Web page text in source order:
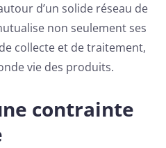
d’un solide réseau de
non seulement ses
collecte et de traitement,
vie des produits.
contrainte